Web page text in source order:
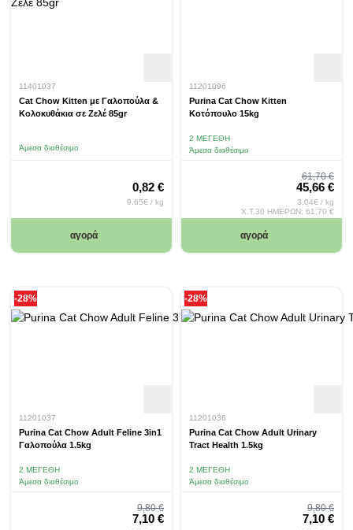
11401037
Cat Chow Kitten με Γαλοπούλα &
Κολοκυθάκια σε Ζελέ 85gr
Άμεσα διαθέσιμο
0,82 €
9.65€ / kg
αγορά
11201096
Purina Cat Chow Kitten
Κοτόπουλο 15kg
2 ΜΕΓΈΘΗ
Άμεσα διαθέσιμο
Special
45,66 €
Regular
61,70 €
3.04€ / kg
Χ.Τ.30 ΗΜΕΡΩΝ: 61,70 €
αγορά
-28%
11201037
Purina Cat Chow Adult Feline 3in1
Γαλοπούλα 1.5kg
2 ΜΕΓΈΘΗ
Άμεσα διαθέσιμο
Special Price
7,10 €
Regular Price
9,80 €
-28%
11201036
Purina Cat Chow Adult Urinary
Tract Health 1.5kg
2 ΜΕΓΈΘΗ
Άμεσα διαθέσιμο
Special
7,10 €
Regular
9,80 €